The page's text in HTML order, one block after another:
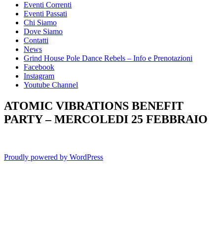
Eventi Correnti
Eventi Passati
Chi Siamo
Dove Siamo
Contatti
News
Grind House Pole Dance Rebels – Info e Prenotazioni
Facebook
Instagram
Youtube Channel
ATOMIC VIBRATIONS BENEFIT
PARTY – MERCOLEDI 25 FEBBRAIO
Proudly powered by WordPress